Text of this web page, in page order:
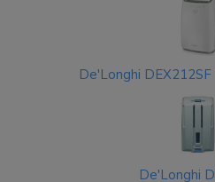
De'Longhi
De'Longhi